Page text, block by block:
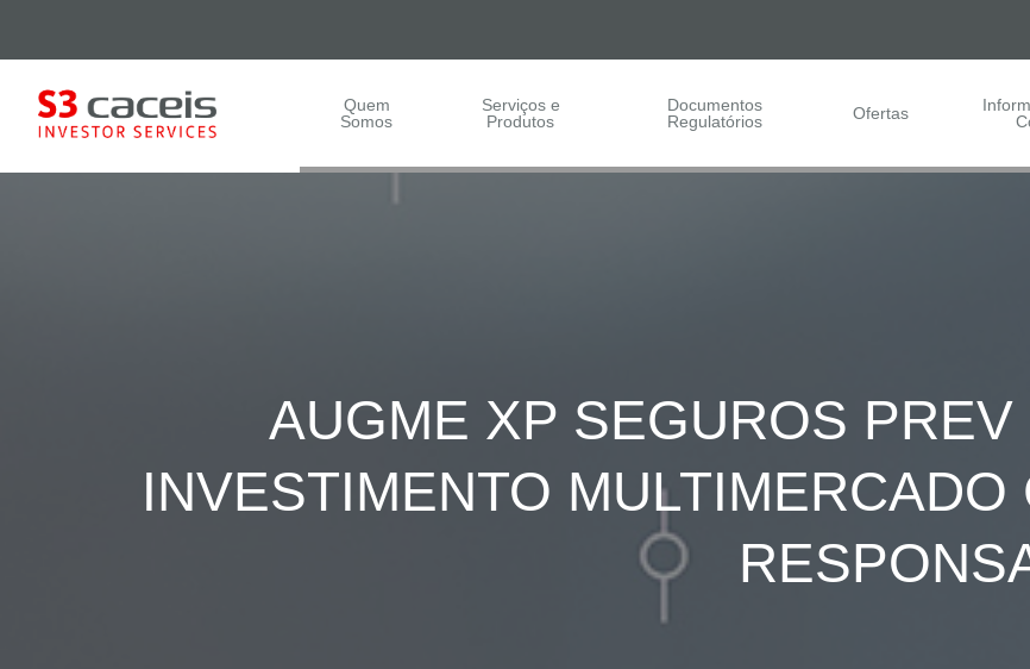
Quem
Somos
Serviços e
Produtos
Documentos
Regulatórios
Ofertas
AUGME XP SEGUROS
INVESTIMENTO